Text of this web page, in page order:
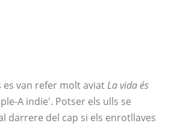
van refer molt aviatLa vida és
A indie'. Potser els ulls se
darrere del cap si els enrotllaves